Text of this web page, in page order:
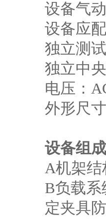
设备气
设备应
独立测
独立中
电压：
外形尺
设备组成
A‌机架结
B‌负载
定夹具